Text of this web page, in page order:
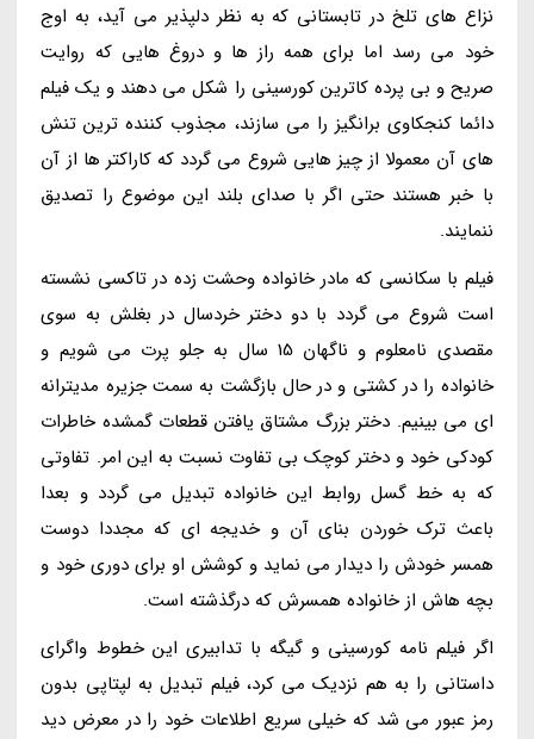
نزاع های تلخ در تابستانی که به نظر دلپذیر می آید، به اوج
خود می رسد اما برای همه راز ها و دروغ هایی که روایت
صریح و بی پرده کاترین کورسینی را شکل می دهند و یک فیلم
دائما کنجکاوی برانگیز را می سازند، مجذوب کننده ترین تنش
های آن معمولا از چیز هایی شروع می گردد که کاراکتر ها از آن
با خبر هستند حتی اگر با صدای بلند این موضوع را تصدیق
ننمایند.
فیلم با سکانسی که مادر خانواده وحشت زده در تاکسی نشسته
است شروع می گردد با دو دختر خردسال در بغلش به سوی
مقصدی نامعلوم و ناگهان 15 سال به جلو پرت می شویم و
خانواده را در کشتی و در حال بازگشت به سمت جزیره مدیترانه
ای می بینیم. دختر بزرگ مشتاق یافتن قطعات گمشده خاطرات
کودکی خود و دختر کوچک بی تفاوت نسبت به این امر. تفاوتی
که به خط گسل روابط این خانواده تبدیل می گردد و بعدا
باعث ترک خوردن بنای آن و خدیجه ای که مجددا دوست
همسر خودش را دیدار می نماید و کوشش او برای دوری خود و
بچه هاش از خانواده همسرش که درگذشته است.
اگر فیلم نامه کورسینی و گیگه با تدابیری این خطوط واگرای
داستانی را به هم نزدیک می کرد، فیلم تبدیل به لپتاپی بدون
رمز عبور می شد که خیلی سریع اطلاعات خود را در معرض دید